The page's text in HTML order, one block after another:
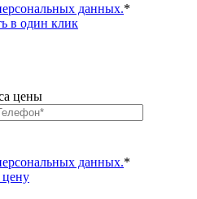
данных.*
в один клик
цены
данных.*
цену